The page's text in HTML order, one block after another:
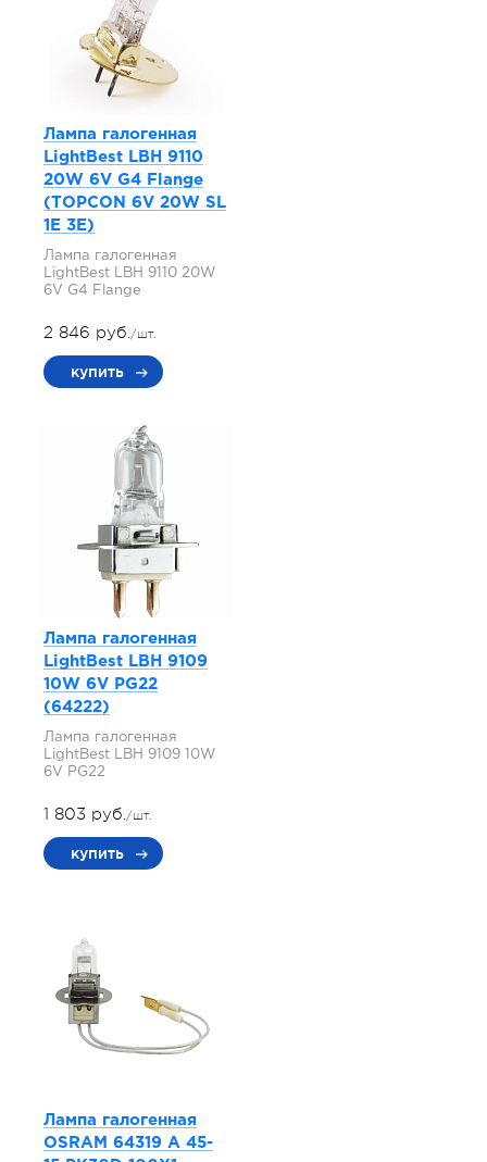
Лампа галогенная
LightBest LBH 9110
20W 6V G4 Flange
(TOPCON 6V 20W SL
1E 3E)
Лампа галогенная
LightBest LBH 9110 20W
6V G4 Flange
2 846 руб./шт.
купить
Лампа галогенная
LightBest LBH 9109
10W 6V PG22
(64222)
Лампа галогенная
LightBest LBH 9109 10W
6V PG22
1 803 руб./шт.
купить
Лампа галогенная
OSRAM 64319 A 45-